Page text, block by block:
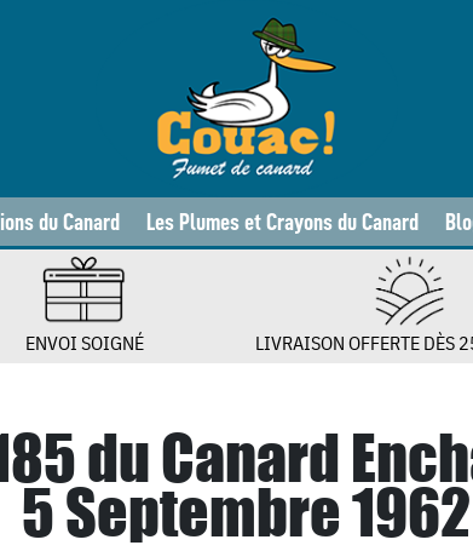
du Canard Les Plumes et Crayons du Canard
ENVOI SOIGNÉ LIVRAISON OFFERTE DÈS
du Canard
5 Septembre 1962